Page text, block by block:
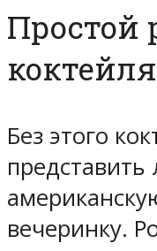
Простой
Без этого
вечеринку.